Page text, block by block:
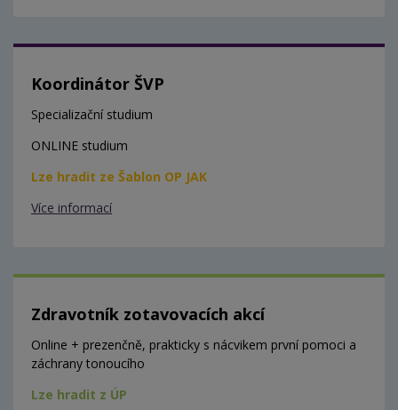
Koordinátor ŠVP
Specializační studium
ONLINE studium
Lze hradit ze Šablon OP JAK
Více informací
Zdravotník zotavovacích akcí
Online + prezenčně, prakticky s nácvikem první pomoci a
záchrany tonoucího
Lze hradit z ÚP